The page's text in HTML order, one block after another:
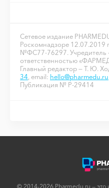
Сетевое издание
Роскомнадзоре 12.07.2019
№ФС77-76297. Учредитель
ответственностью
Главный редактор — Т. Ю.
34 , email: hello@pharmedu.ru
Публикация № P-29414
© 2014-2026 Pharmedu.ru —